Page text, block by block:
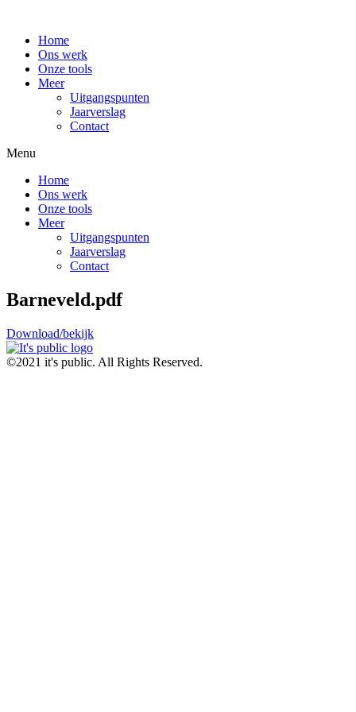
Home
Ons werk
Onze tools
Meer
Uitgangspunten
Jaarverslag
Contact
Menu
Home
Ons werk
Onze tools
Meer
Uitgangspunten
Jaarverslag
Contact
Barneveld.pdf
Download/bekijk
©2021 it's public. All Rights Reserved.